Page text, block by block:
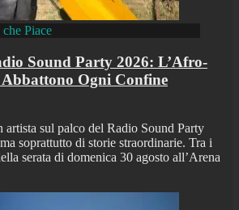
Piace
Sound Party 2026: L’Afro-
Abbattono Ogni Confine
artista sul palco del Radio Sound Party
soprattutto di storie straordinarie. Tra i
serata di domenica 30 agosto all’Arena